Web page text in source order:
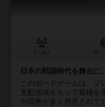
日本の戦国時代を舞台に
このボードゲームは、
支配地域をもって覇権を
や武将が多く用意されて